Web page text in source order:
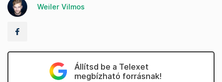
Weiler Vilmos
Állítsd be a Telexet
megbízható forrásnak!